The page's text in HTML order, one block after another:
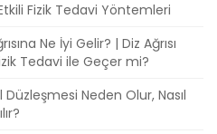
Fizik Tedavi Yöntemleri
Ne İyi Gelir? | Diz Ağrısı
Tedavi ile Geçer mi?
Neden Olur, Nasıl